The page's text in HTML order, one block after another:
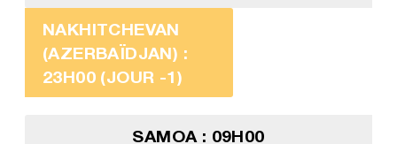
NAKHITCHEVAN
(AZERBAÏDJAN) :
23H00 (JOUR -1)
SAMOA : 09H00